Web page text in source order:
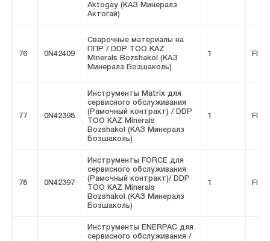
Aktogay (КАЗ Минералз
Актогай)
76 0N42409
Сварочные материалы на
ППР / DDP ТОО KAZ
Minerals Bozshakol (КАЗ
Минералз Бозшаколь)
1 FIVE
77 0N42398
Инструменты Matrix для
сервисного обслуживания
(Рамочный контракт) / DDP
ТОО KAZ Minerals
Bozshakol (КАЗ Минералз
Бозшаколь)
1 FIVE
78 0N42397
Инструменты FORCE для
сервисного обслуживания
(Рамочный контракт)/ DDP
ТОО KAZ Minerals
Bozshakol (КАЗ Минералз
Бозшаколь)
1 FIVE
Инструменты ENERPAC для
сервисного обслуживания /